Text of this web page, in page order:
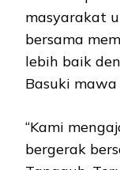
masyarakat
bersama
lebih baik
Basuki mawa
“Kami
bergerak